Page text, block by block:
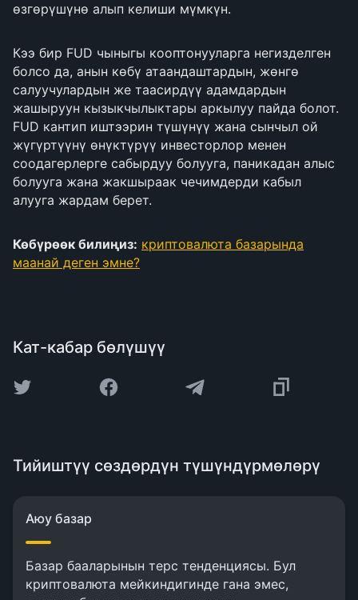
өзгөрүшүнө алып келиши мүмкүн.
Кээ бир FUD чыныгы кооптонууларга негизделген
болсо да, анын көбү атаандаштардын, жөнгө
салуучулардын же таасирдүү адамдардын
жашыруун кызыкчылыктары аркылуу пайда болот.
FUD кантип иштээрин түшүнүү жана сынчыл ой
жүгүртүүнү өнүктүрүү инвесторлор менен
соодагерлерге сабырдуу болууга, паникадан алыс
болууга жана жакшыраак чечимдерди кабыл
алууга жардам берет.
Көбүрөөк билиңиз: криптовалюта базарында
маанай деген эмне?
Кат-кабар бөлүшүү
Тийиштүү сөздөрдүн түшүндүрмөлөрү
Аюу базар
Базар бааларынын терс тенденциясы. Бул
криптовалюта мейкиндигинде гана эмес,